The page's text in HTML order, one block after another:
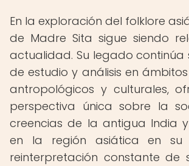
En la exploración del folklore
de Madre Sita sigue siendo
actualidad. Su legado continúa
de estudio y análisis en
antropológicos y culturales,
perspectiva única sobre la
creencias de la antigua India
en la región asiática en su
reinterpretación constante de